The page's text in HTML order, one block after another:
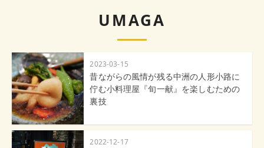
UMAGA
2023-03-15
昔ながらの風情が残る中洲の人形小路に
佇む小料理屋『旬一献』を楽しむための
裏技
2022-12-17